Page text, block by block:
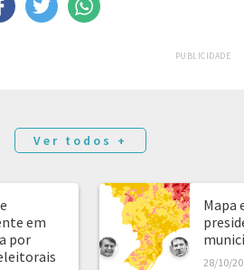
PUBLICIDADE
Ver todos +
em
por
Mapa
28/10/